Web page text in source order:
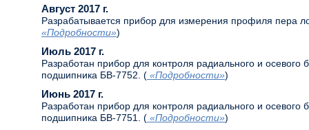
Август 2017 г.
Разрабатывается прибор для измерения профиля пера
«Подробности»)
Июль 2017 г.
Разработан прибор для контроля радиального и осевого
подшипника БВ-7752. ( «Подробности»)
Июнь 2017 г.
Разработан прибор для контроля радиального и осевого
подшипника БВ-7751. ( «Подробности»)